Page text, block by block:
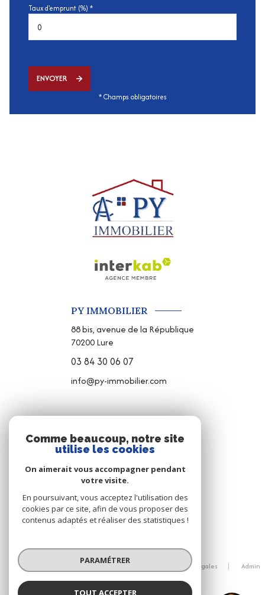
Taux d'emprunt (%) *
ENVOYER
* Champs obligatoires
PY IMMOBILIER
88 bis, avenue de la République
70200Lure
03 84 30 06 07
info@py-immobilier.com
NOUS SUIVRE
© 2026 | Tous droits réservés
Nos partenaires Mentions légales
Admin
Comme beaucoup, notre site
utilise les cookies
On aimerait vous accompagner pendant
votre visite.
En poursuivant, vous acceptez l'utilisation des
cookies par ce site, afin de vous proposer des
contenus adaptés et réaliser des statistiques !
PARAMÉTRER
TOUT ACCEPTER